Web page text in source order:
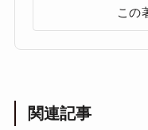
この
関連記事